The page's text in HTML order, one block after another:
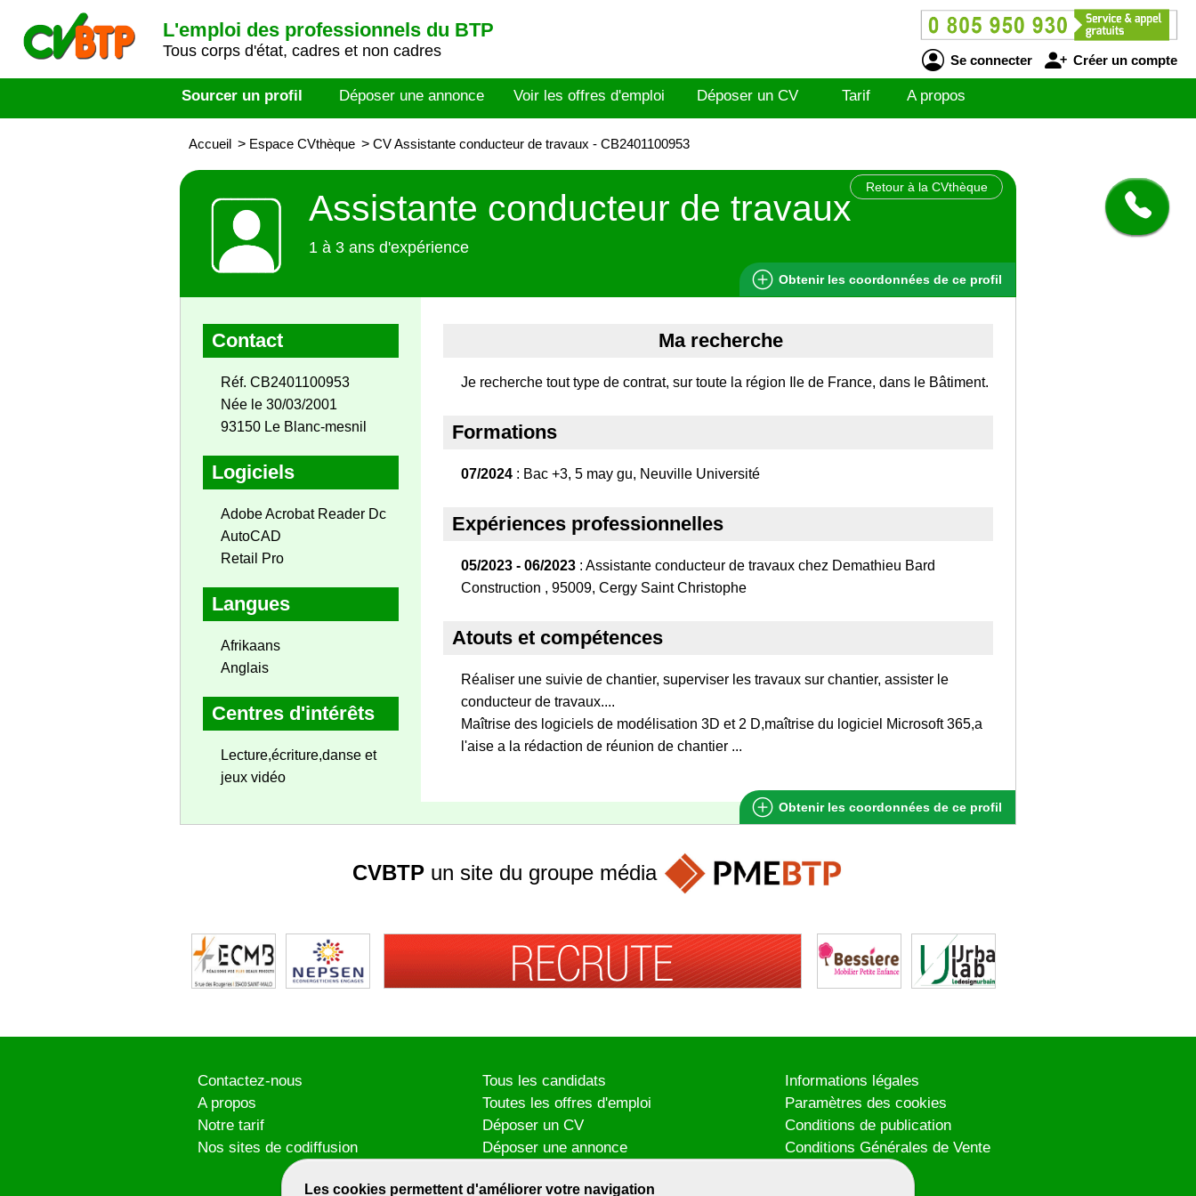
L'emploi des professionnels du BTP
Tous corps d'état, cadres et non cadres
Se connecter Créer un compte
Sourcer un profil Déposer une annonce Voir les offres d'emploi Déposer un CV Tarif A propos
Accueil > Espace CVthèque > CV Assistante conducteur de travaux - CB2401100953
Retour à la CVthèque
Assistante conducteur de travaux
1 à 3 ans d'expérience
Obtenir les coordonnées de ce profil
Contact
Réf. CB2401100953
Née le 30/03/2001
93150 Le Blanc-mesnil
Logiciels
Adobe Acrobat Reader Dc
AutoCAD
Retail Pro
Langues
Afrikaans
Anglais
Centres d'intérêts
Lecture,écriture,danse et
jeux vidéo
Ma recherche
Je recherche tout type de contrat, sur toute la région Ile de France, dans le Bâtiment.
Formations
07/2024 : Bac +3, 5 may gu, Neuville Université
Expériences professionnelles
05/2023 - 06/2023 : Assistante conducteur de travaux chez Demathieu Bard
Construction , 95009, Cergy Saint Christophe
Atouts et compétences
Réaliser une suivie de chantier, superviser les travaux sur chantier, assister le
conducteur de travaux....
Maîtrise des logiciels de modélisation 3D et 2 D,maîtrise du logiciel Microsoft 365,a
l'aise a la rédaction de réunion de chantier ...
Obtenir les coordonnées de ce profil
Les cookies permettent d'améliorer votre navigation
CVBTP un site du groupe média
Contactez-nous
A propos
Notre tarif
Nos sites de codiffusion
Tous les candidats
Toutes les offres d'emploi
Déposer un CV
Déposer une annonce
Informations légales
Paramètres des cookies
Conditions de publication
Conditions Générales de Vente